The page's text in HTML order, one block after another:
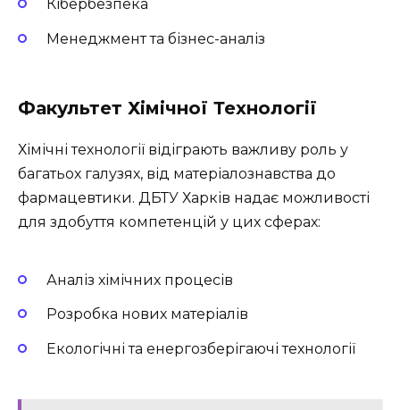
Кібербезпека
Менеджмент та бізнес-аналіз
Факультет Хімічної Технології
Хімічні технології відіграють важливу роль у
багатьох галузях, від матеріалознавства до
фармацевтики. ДБТУ Харків надає можливості
для здобуття компетенцій у цих сферах:
Аналіз хімічних процесів
Розробка нових матеріалів
Екологічні та енергозберігаючі технології